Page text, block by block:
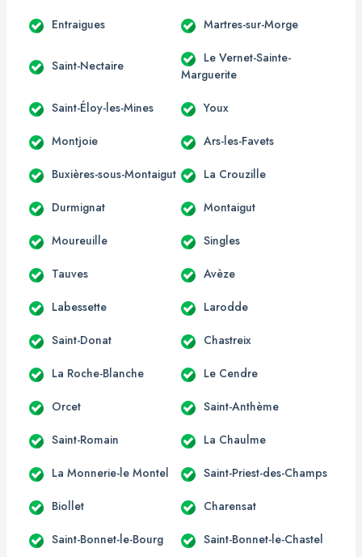
Entraigues Martres-sur-Morge
Saint-Nectaire
Le Vernet-Sainte-
Marguerite
Saint-Éloy-les-Mines Youx
Montjoie Ars-les-Favets
Buxières-sous-Montaigut La Crouzille
Durmignat Montaigut
Moureuille Singles
Tauves Avèze
Labessette Larodde
Saint-Donat Chastreix
La Roche-Blanche Le Cendre
Orcet Saint-Anthème
Saint-Romain La Chaulme
La Monnerie-le Montel Saint-Priest-des-Champs
Biollet Charensat
Saint-Bonnet-le-Bourg Saint-Bonnet-le-Chastel